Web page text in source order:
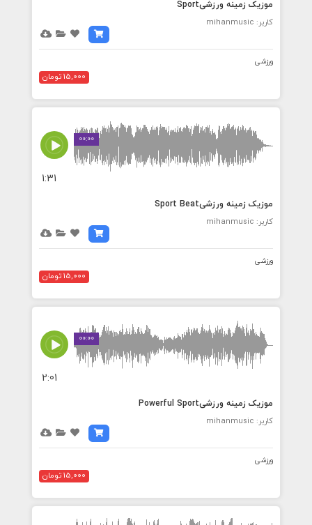
موزیک زمینه ورزشیSport
کاربر: mihanmusic
ورزشی
15,000 تومان
00:00
1:31
موزیک زمینه ورزشیSport Beat
کاربر: mihanmusic
ورزشی
15,000 تومان
00:00
2:01
موزیک زمینه ورزشیPowerful Sport
کاربر: mihanmusic
ورزشی
15,000 تومان